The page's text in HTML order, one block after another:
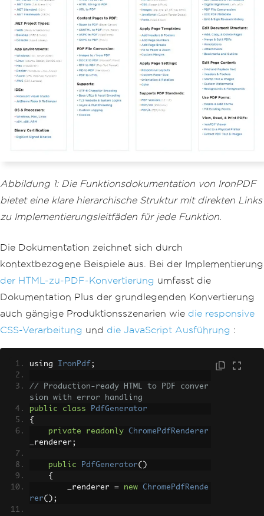
Abbildung 1: Die Funktionsdokumentation von IronPDF
bietet eine klare hierarchische Struktur mit direkten Links
zu Implementierungsleitfäden für jede Funktion.
Die Dokumentation zeichnet sich durch
kontextbezogene Beispiele aus. Bei der Implementierung
der HTML-zu-PDF-Konvertierung umfasst die
Dokumentation Plus der grundlegenden Konvertierung
auch gängige Produktionsszenarien wie die responsive
CSS-Verarbeitung und die JavaScript Ausführung :
using IronPdf ;
// Production-ready HTML to PDF conver
sion with error handling
public
class
PdfGenerator
{
private
readonly
ChromePdfRenderer
_renderer ;
public PdfGenerator()
{
        _renderer
= new
ChromePdfRende
rer();